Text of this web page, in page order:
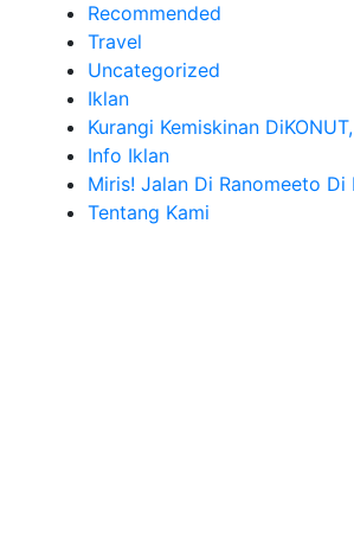
Recommended
Travel
Uncategorized
Iklan
Kurangi Kemiskinan
Info Iklan
Miris! Jalan Di Ranomeeto Di
Tentang Kami